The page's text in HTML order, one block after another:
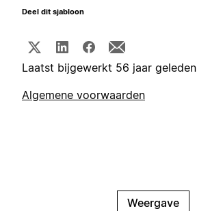
Deel dit sjabloon
Laatst bijgewerkt 56 jaar geleden
Algemene voorwaarden
Weergave